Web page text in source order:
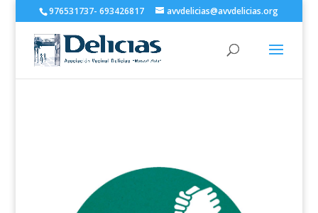
976531737- 693426817 avvdelicias@avvdelicias.org